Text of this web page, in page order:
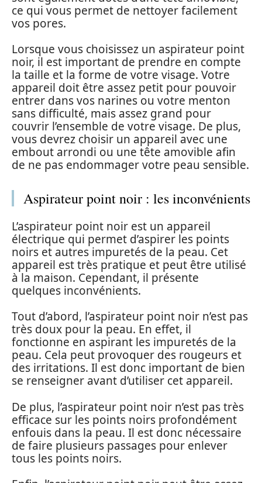
ce qui vous permet de nettoyer facilement
vos pores.
Lorsque vous choisissez un aspirateur point
noir, il est important de prendre en compte
la taille et la forme de votre visage. Votre
appareil doit être assez petit pour pouvoir
entrer dans vos narines ou votre menton
sans difficulté, mais assez grand pour
couvrir l’ensemble de votre visage. De plus,
vous devrez choisir un appareil avec une
embout arrondi ou une tête amovible afin
de ne pas endommager votre peau sensible.
Aspirateur point noir : les inconvénients
L’aspirateur point noir est un appareil
électrique qui permet d’aspirer les points
noirs et autres impuretés de la peau. Cet
appareil est très pratique et peut être utilisé
à la maison. Cependant, il présente
quelques inconvénients.
Tout d’abord, l’aspirateur point noir n’est pas
très doux pour la peau. En effet, il
fonctionne en aspirant les impuretés de la
peau. Cela peut provoquer des rougeurs et
des irritations. Il est donc important de bien
se renseigner avant d’utiliser cet appareil.
De plus, l’aspirateur point noir n’est pas très
efficace sur les points noirs profondément
enfouis dans la peau. Il est donc nécessaire
de faire plusieurs passages pour enlever
tous les points noirs.